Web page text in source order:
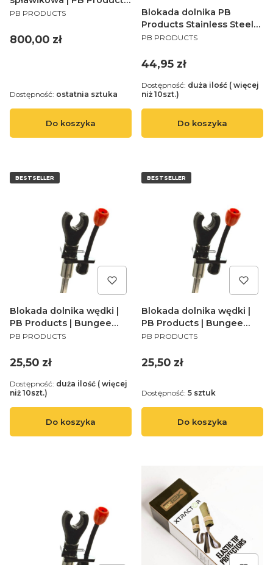
| Dutch Float 13ft 1,25lb
PRODUCENT
PB PRODUCTS
Cena
800,00 zł
Do koszyka
Dostępność: ostatnia sztuka
Blokada dolnika PB
Products Stainless Steel
Bungee Rod Lock DLX
PRODUCENT
PB PRODUCTS
Cena
44,95 zł
Do koszyka
Dostępność: duża ilość ( więcej
niż 10szt.)
BESTSELLER
Blokada dolnika wędki |
PB Products | Bungee
Rod Lock 11cm
PRODUCENT
PB PRODUCTS
Cena
25,50 zł
Do koszyka
Dostępność: duża ilość ( więcej
niż 10szt.)
BESTSELLER
Blokada dolnika wędki |
PB Products | Bungee
Rod Lock 7cm
PRODUCENT
PB PRODUCTS
Cena
25,50 zł
Do koszyka
Dostępność: 5 sztuk